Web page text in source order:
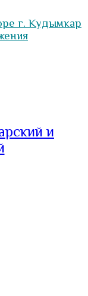
г. Кудымкар
и